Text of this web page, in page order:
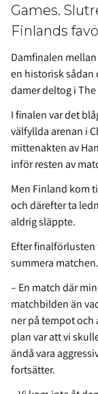
Games.
Finlands
Damfinalen
en historisk sådan
damer deltog i The
I finalen var det
välfyllda arenan i
mittenakten av
inför resten av
Men Finland kom
och därefter ta
aldrig släppte.
Efter
summera matchen.
– En match där
matchbilden än
ner på tempot och
plan var att vi
ändå vara
fortsätter.